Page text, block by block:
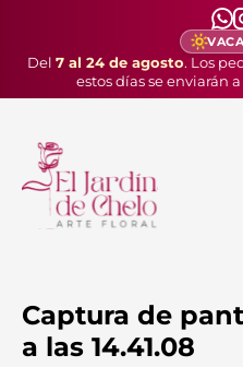
Del 7 al 24 de agosto. Los
estos días se enviarán
Captura de
a las 14.41.08